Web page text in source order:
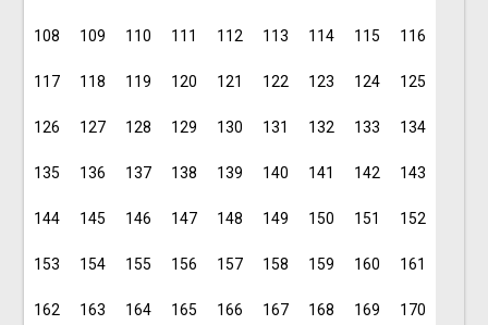
108 109 110 111 112 113 114 115 116
117 118 119 120 121 122 123 124 125
126 127 128 129 130 131 132 133 134
135 136 137 138 139 140 141 142 143
144 145 146 147 148 149 150 151 152
153 154 155 156 157 158 159 160 161
162 163 164 165 166 167 168 169 170